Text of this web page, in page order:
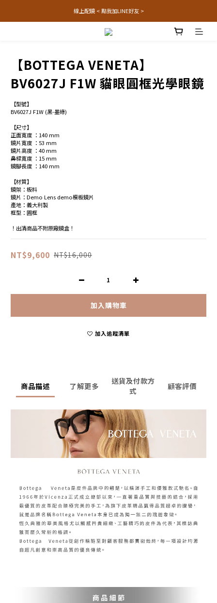
線上配鏡 < 點我加LINE好友 >
【BOTTEGA VENETA】
BV6027J F1W 貓眼圓框光學眼鏡
【型號】
BV6027J F1W (黑-墨綠)
【尺寸】
正面寬度 ：140 mm
鏡片寬度 ：53 mm
鏡片高度 ：40 mm
鼻樑寬度 ：15 mm
鏡腳長度 ：140 mm
【材質】
鏡架：板料
鏡片：Demo Lens demo模板鏡片
產地：義大利製
框型：圓框
！出清商品不附原廠鏡盒！
NT$9,600 NT$16,000
加入購物車
加入追蹤清單
商品描述 了解更多
送貨及付款方
式
顧客評價